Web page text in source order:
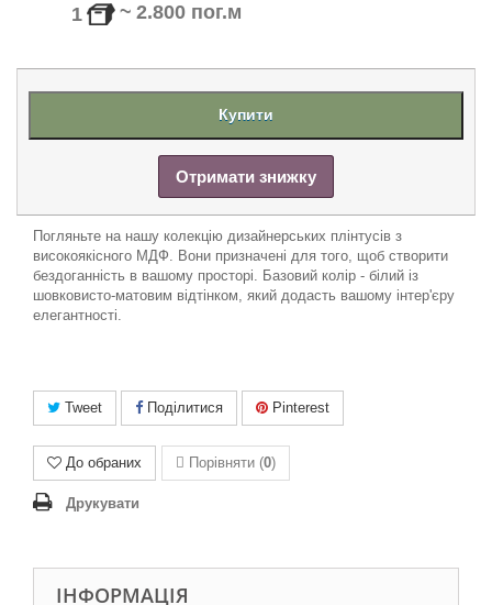
1 ~ 2.800 пог.м
Купити
Отримати знижку
Погляньте на нашу колекцію дизайнерських плінтусів з
високоякісного МДФ. Вони призначені для того, щоб створити
бездоганність в вашому просторі. Базовий колір - білий із
шовковисто-матовим відтінком, який додасть вашому інтер'єру
елегантності.
Tweet Поділитися Pinterest
До обраних Порівняти (0)
Друкувати
ІНФОРМАЦІЯ